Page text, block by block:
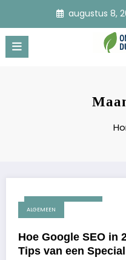
de
inhoud
augustus 8,
ALGEMEEN
Hoe Google SEO in
Tips van een